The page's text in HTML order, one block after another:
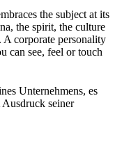
the subject at its
the spirit, the culture
corporate personality
can see, feel or touch
Unternehmens, es
seiner